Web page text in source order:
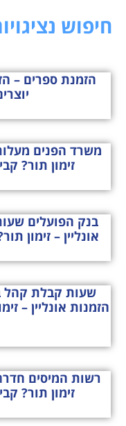
חיפוש
הזמנת ספרים –
משרד הפנים
זימון תור?
בנק הפועלים
אונליין – זימון
שעות קבלת קהל
הזמנות אונליין –
רשות המיסים
זימון תור?